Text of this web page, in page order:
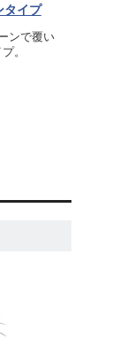
タイプ
ンで覆い
。